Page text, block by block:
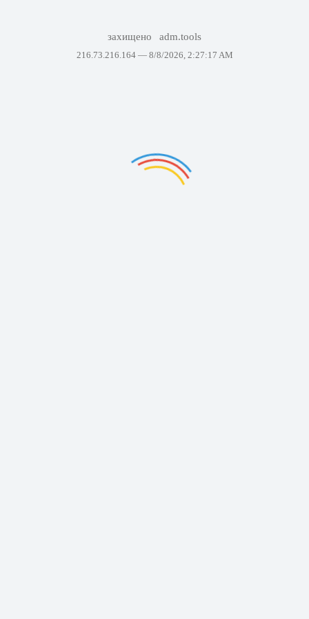
захищено adm.tools
216.73.216.164 — 8/8/2026, 2:27:17 AM